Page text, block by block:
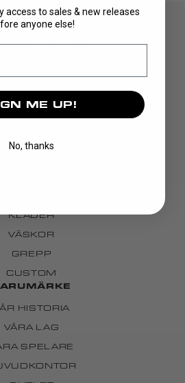
KLÄDER
VÄSKOR
GREPP
CUSTOM
HISTORIA
VÅRA LAG
SPELARE
access to sales & new releases
anyone else!
ME UP!
No, thanks